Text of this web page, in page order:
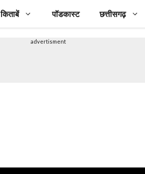
किताबें पॉडकास्ट छत्तीसगढ़
advertisment